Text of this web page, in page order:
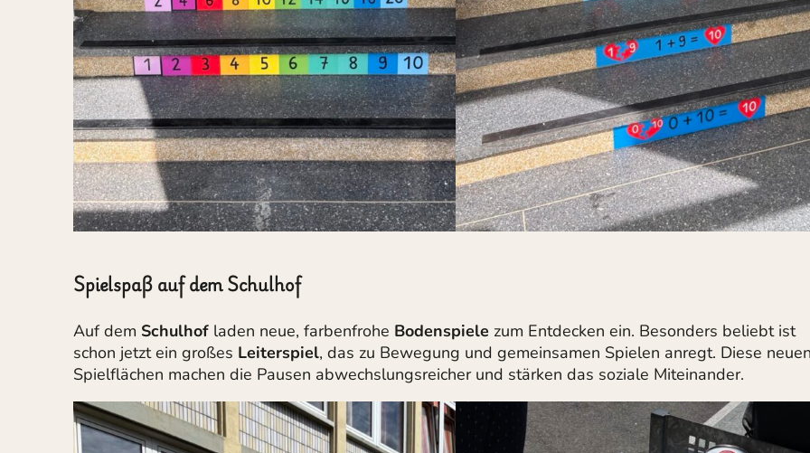
Spielspaß auf dem Schulhof
Auf dem Schulhofladen neue, farbenfrohe Bodenspiele zum Entdecken ein. Besonders beliebt ist
schon jetzt ein großes Leiterspiel, das zu Bewegung und gemeinsamen Spielen anregt. Diese
Spielflächen machen die Pausen abwechslungsreicher und stärken das soziale Miteinander.